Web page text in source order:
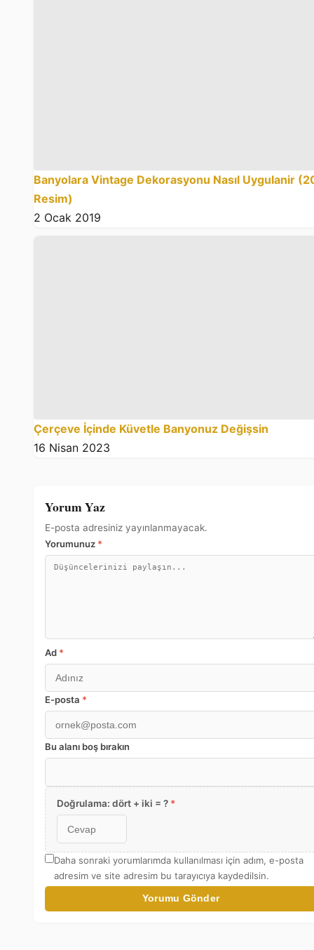
Banyolara Vintage Dekorasyonu Nasıl Uygulanir
Resim)
2 Ocak 2019
Çerçeve İçinde Küvetle Banyonuz Değişsin
16 Nisan 2023
Yorum Yaz
E-posta adresiniz yayınlanmayacak.
Yorumunuz *
Ad *
E-posta *
Bu alanı boş bırakın
Doğrulama: dört + iki = ? *
Daha sonraki yorumlarımda kullanılması için adım, e-posta
adresim ve site adresim bu tarayıcıya kaydedilsin.
Yorumu Gönder